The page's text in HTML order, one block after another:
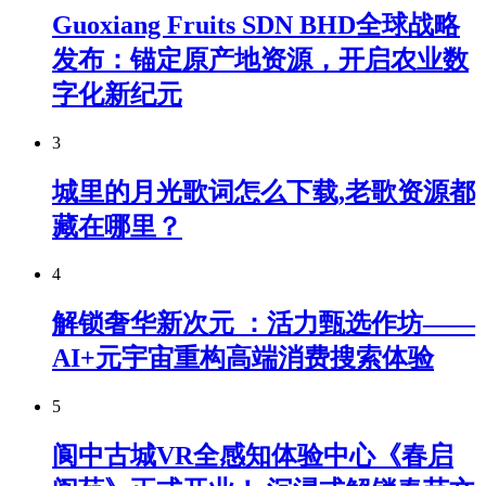
Guoxiang Fruits SDN BHD全球战略
发布：锚定原产地资源，开启农业数
字化新纪元
3
城里的月光歌词怎么下载,老歌资源都
藏在哪里？
4
解锁奢华新次元 ：活力甄选作坊——
AI+元宇宙重构高端消费搜索体验
5
阆中古城VR全感知体验中心《春启